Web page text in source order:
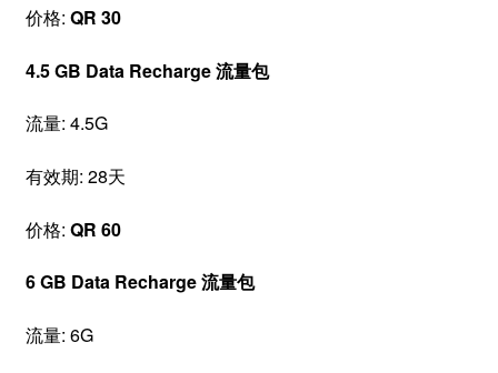
价格: QR 30
4.5 GB Data Recharge 流量包
流量: 4.5G
有效期: 28天
价格: QR 60
6 GB Data Recharge 流量包
流量: 6G